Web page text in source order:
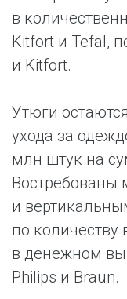
в
Kitfort и Tefal,
и Kitfort.
Утюги
ухода за
млн штук на
Востребованы
и
по количеству
в денежном
Philips и Braun.